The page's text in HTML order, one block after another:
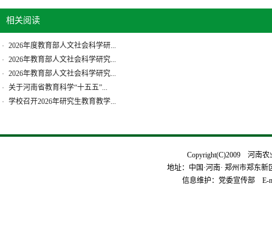
相关阅读
· 2026年度教育部人文社会科学研...
· 2026年教育部人文社会科学研究...
· 2026年教育部人文社会科学研究...
· 关于河南省教育科学“十五五”...
· 学校召开2026年研究生教育教学...
Copyright(C)2009 河南
地址：中国·河南· 郑州市郑东
信息维护：党委宣传部 E-